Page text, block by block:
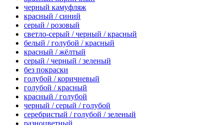
черный камуфляж
красный / синий
серый / розовый
светло-серый / черный / красный
белый / голубой / красный
красный / жёлтый
серый / черный / зеленый
без покраски
голубой / коричневый
голубой / красный
красный / голубой
черный / серый / голубой
серебристый / голубой / зеленый